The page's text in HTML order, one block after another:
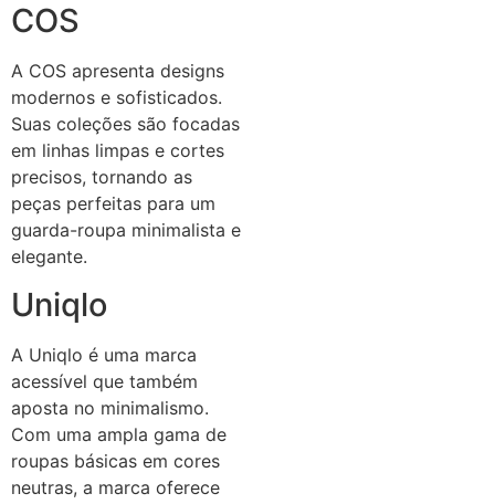
COS
A COS apresenta designs
modernos e sofisticados.
Suas coleções são focadas
em linhas limpas e cortes
precisos, tornando as
peças perfeitas para um
guarda-roupa minimalista e
elegante.
Uniqlo
A Uniqlo é uma marca
acessível que também
aposta no minimalismo.
Com uma ampla gama de
roupas básicas em cores
neutras, a marca oferece